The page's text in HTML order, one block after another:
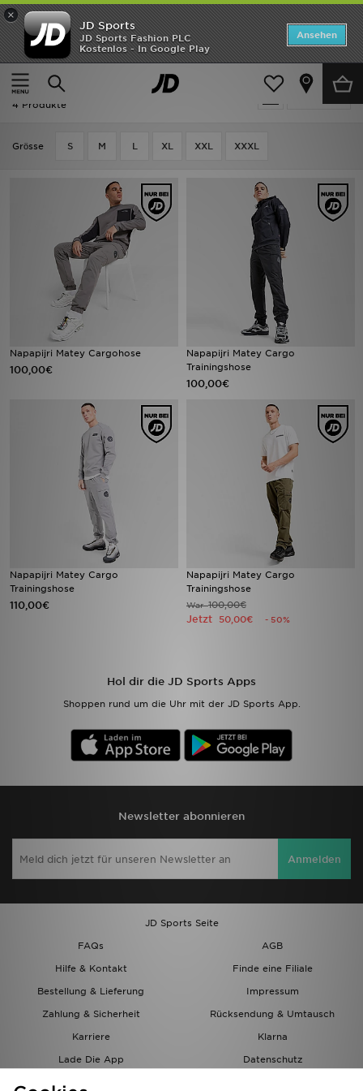
×
JD Sports
JD Sports Fashion PLC
Kostenlos - In Google Play
Ansehen
Startseite
Herren Herrenbekleidung Cargo Hosen
verfeinern
Herren - Napapijri Cargo Hosen
4 Produkte
Grӧsse S M L XL XXL XXXL
Napapijri Matey Cargohose
100,00€
Napapijri Matey Cargo
Trainingshose
100,00€
Napapijri Matey Cargo
Trainingshose
110,00€
Napapijri Matey Cargo
Trainingshose
War100,00€
Jetzt 50,00€ - 50%
Hol dir die JD Sports Apps
Shoppen rund um die Uhr mit der JD Sports App.
Newsletter abonnieren
Anmelden
JD Sports Seite
FAQs
AGB
Hilfe & Kontakt
Finde eine Filiale
Bestellung & Lieferung
Impressum
Zahlung & Sicherheit
Rücksendung & Umtausch
Karriere
Klarna
Lade Die App
Datenschutz
Startseite
ANGEBOTE
Marken
Bestsellers
JD Exklusives
Lade Die APP
Geschenkkarte
Meine Nachrichten
Trending Styles